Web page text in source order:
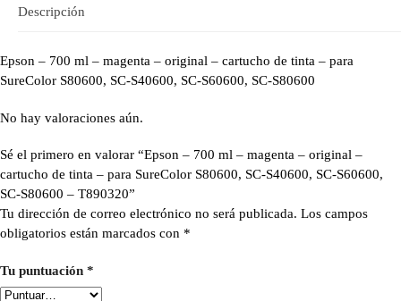
Descripción
Epson – 700 ml – magenta – original – cartucho de tinta – para
SureColor S80600, SC-S40600, SC-S60600, SC-S80600
No hay valoraciones aún.
Sé el primero en valorar “Epson – 700 ml – magenta – original –
cartucho de tinta – para SureColor S80600, SC-S40600, SC-S60600,
SC-S80600 – T890320”
Tu dirección de correo electrónico no será publicada. Los campos
obligatorios están marcados con *
Tu puntuación *